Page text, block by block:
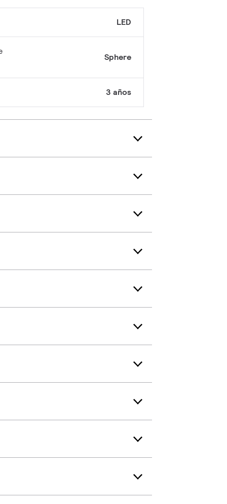
LED
Sphere
3 años